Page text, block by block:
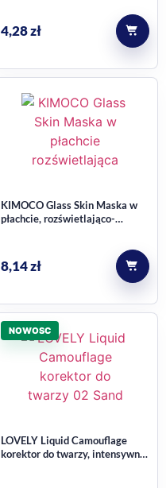
4,28zł
KIMOCO Glass Skin Maska w
płachcie, rozświetlająco-
8,14zł
NOWOSC
LOVELY Liquid Camouflage
korektor do twarzy, intensywnie